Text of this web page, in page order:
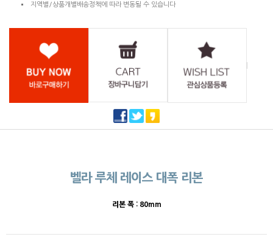
지역별/상품개별배송정책에 따라 변동될 수 있습니다
벨라 루체 레이스 대폭 리본
리본 폭 : 80mm